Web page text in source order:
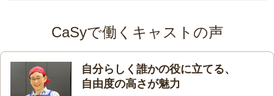
CaSyで働くキャストの声
自分らしく誰かの役に立てる、
自由度の高さが魅力